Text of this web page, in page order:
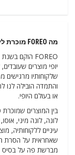
מה FOREO מוכרת לישראל
יופי מוצרים
שלקוחותיו מרגישים
והתמדה הובילה
או בעולם היופי.
שאחראית על הסרת
מברשת פה על בסיס